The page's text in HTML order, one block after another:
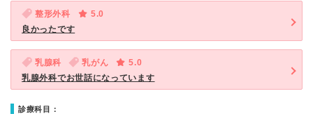
整形外科
5.0
良かったです
乳腺科 乳がん
5.0
乳腺外科でお世話になっています
診療科目：